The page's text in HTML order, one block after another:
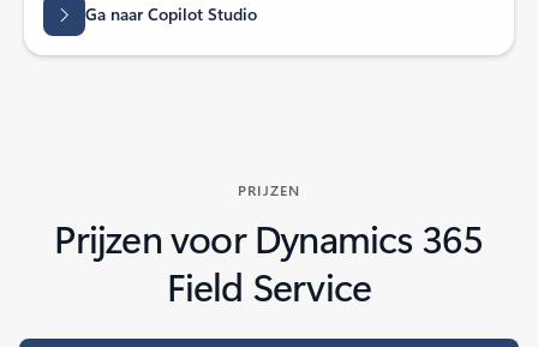
Ga naar Copilot Studio
PRIJZEN
Prijzen voor Dynamics 365
Field Service